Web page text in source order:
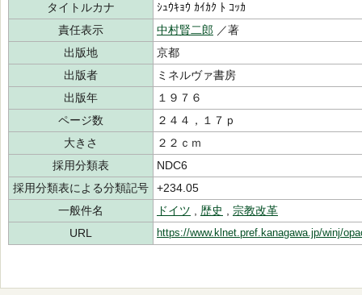
タイトルカナ
ｼｭｳｷｮｳ ｶｲｶｸ ﾄ ｺｯｶ
責任表示
中村賢二郎 ／著
出版地
京都
出版者
ミネルヴァ書房
出版年
１９７６
ページ数
２４４，１７ｐ
大きさ
２２ｃｍ
採用分類表
NDC6
採用分類表による分類記号
+234.05
一般件名
ドイツ 歴史
宗教改革
URL
https://www.klnet.pref.kanagawa.jp/winj/